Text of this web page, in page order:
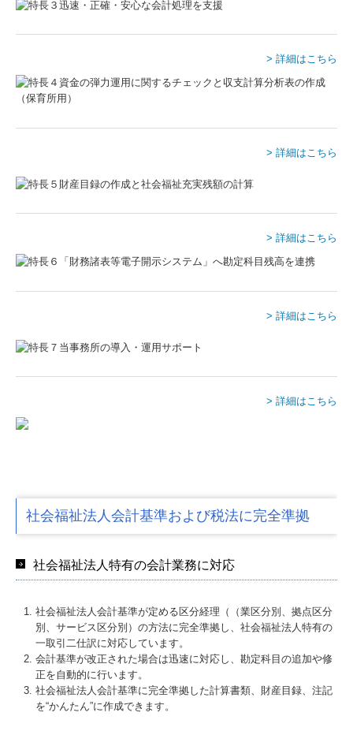
採用情報
お問合わせ
> 詳細はこちら
> 詳細はこちら
> 詳細はこちら
> 詳細はこちら
> 詳細はこちら
社会福祉法人会計基準および税法に完全準拠
社会福祉法人特有の会計業務に対応
社会福祉法人会計基準が定める区分経理（（業区分別、拠点区分
別、サービス区分別）の方法に完全準拠し、社会福祉法人特有の
一取引二仕訳に対応しています。
会計基準が改正された場合は迅速に対応し、勘定科目の追加や修
正を自動的に行います。
社会福祉法人会計基準に完全準拠した計算書類、財産目録、注記
を“かんたん”に作成できます。